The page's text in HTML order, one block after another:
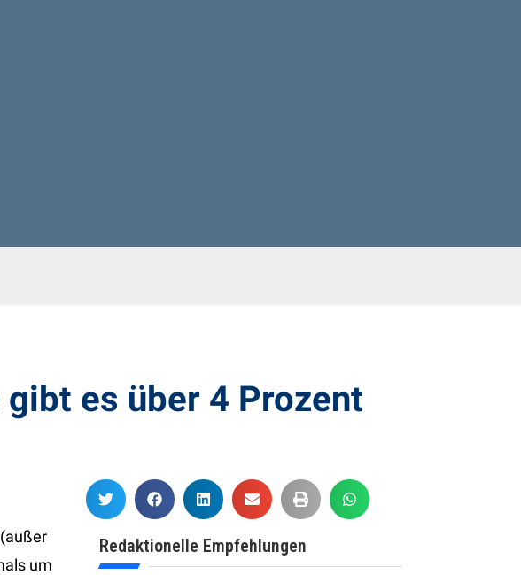
es über 4 Prozent
um
Redaktionelle Empfehlungen